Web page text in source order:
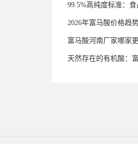
99.5%高纯度标准：
2026年富马酸价格趋
富马酸河南厂家哪家
天然存在的有机酸：